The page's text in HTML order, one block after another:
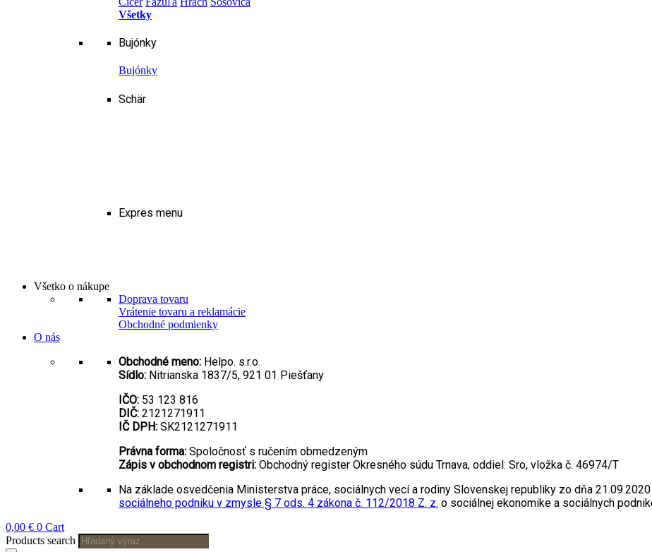
Všetky
Bujónky
Bujónky
Schär
Expres menu
Všetko o nákupe
Doprava tovaru
Vrátenie tovaru a reklamácie
Obchodné podmienky
O nás
Obchodné meno: Helpo. s.r.o.
Sídlo: Nitrianska 1837/5, 921 01 Piešťany
IČO: 53 123 816
DIČ: 2121271911
IČ DPH: SK2121271911
Právna forma: Spoločnosť s ručením obmedzeným
Zápis v obchodnom registri: Obchodný register Okresného súdu Trnava, oddiel: Sro, vložka č. 46974/T
Na základe osvedčenia Ministerstva práce, sociálnych vecí a rodiny Slovenskej republiky zo dňa
sociálneho podniku v zmysle § 7 ods. 4 zákona č. 112/2018 Z. z. o sociálnej ekonomike a sociálnych
0,00 € 0 Cart
Products search